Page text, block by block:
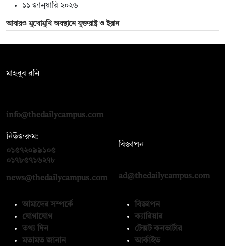
১১ জানুয়ারি ২০২৬
আবারও মুখোমুখি অবস্থানে যুক্তরাষ্ট্র ও ইরান
মাহবুব রনি
info@thedailycampus.com
নিউজরুম:
০১৫৭২০৯৯১০৫
০১৭৮৫৭১৬২৭৮
news@thedailycampus.com
বিজ্ঞাপন
ad@thedailycampus.com
আমাদের সম্পর্কে
যোগাযোগ
তথ্য দিন
মতামত জানান
বিজ্ঞাপন
ক্যারিয়ার
টেক্সট কনভার্টার
আর্কাইভ